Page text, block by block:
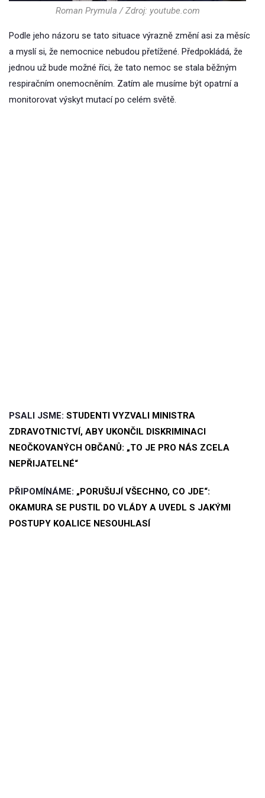
Roman Prymula / Zdroj: youtube.com
Podle jeho názoru se tato situace výrazně změní asi za měsíc
a myslí si, že nemocnice nebudou přetížené. Předpokládá, že
jednou už bude možné říci, že tato nemoc se stala běžným
respiračním onemocněním. Zatím ale musíme být opatrní a
monitorovat výskyt mutací po celém světě.
PSALI JSME: STUDENTI VYZVALI MINISTRA
ZDRAVOTNICTVÍ, ABY UKONČIL DISKRIMINACI
NEOČKOVANÝCH OBČANŮ: „TO JE PRO NÁS ZCELA
NEPŘIJATELNÉ“
PŘIPOMÍNÁME: „PORUŠUJÍ VŠECHNO, CO JDЕ“:
OKAMURA SE PUSTIL DO VLÁDY A UVEDL S JAKÝMI
POSTUPY KOALICE NESOUHLASÍ